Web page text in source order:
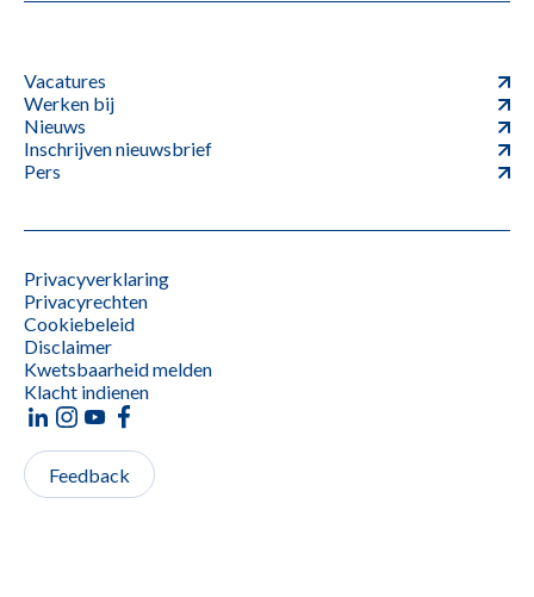
Vacatures
Werken bij
Nieuws
Inschrijven nieuwsbrief
Pers
Privacyverklaring
Privacyrechten
Cookiebeleid
Disclaimer
Kwetsbaarheid melden
Klacht indienen
Feedback